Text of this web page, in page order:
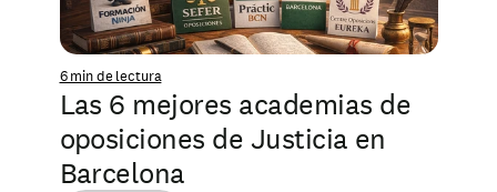
6 min de lectura
Las 6 mejores academias de
oposiciones de Justicia en
Barcelona